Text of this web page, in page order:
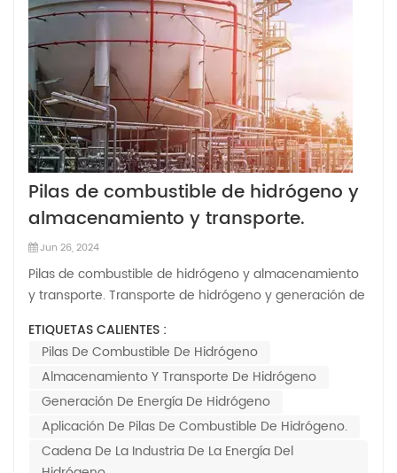
Pilas de combustible de hidrógeno y
almacenamiento y transporte.
Jun 26, 2024
Pilas de combustible de hidrógeno y almacenamiento
y transporte. Transporte de hidrógeno y generación de
aplicación de las pilas de combustible de hidrógeno. En
el transporte, debido a las características de alta
eficiencia energética y ce...
ETIQUETAS CALIENTES :
Pilas De Combustible De Hidrógeno
Almacenamiento Y Transporte De Hidrógeno
Generación De Energía De Hidrógeno
Aplicación De Pilas De Combustible De Hidrógeno.
Cadena De La Industria De La Energía Del